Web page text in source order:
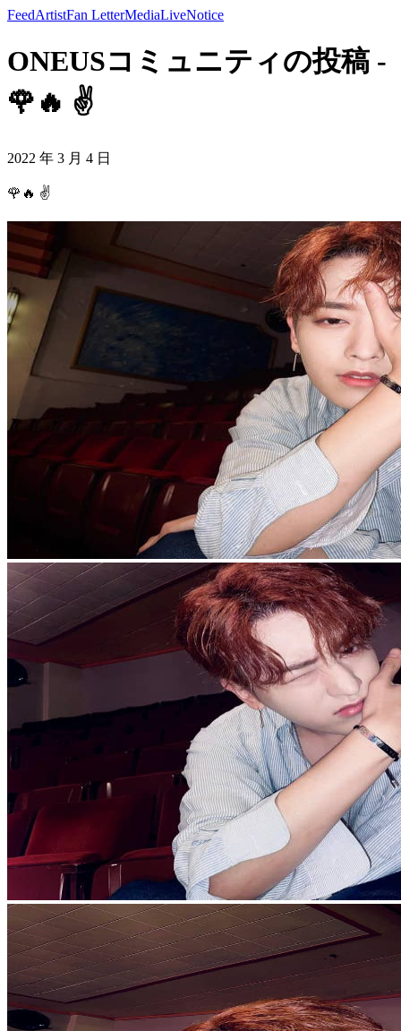
FeedArtistFan LetterMediaLiveNotice
ONEUSコミュニティの投稿 -
🌹🔥 ✌️
2022 年 3 月 4 日
🌹🔥 ✌️